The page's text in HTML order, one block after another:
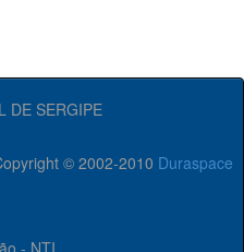
DE SERGIPE
© 2002-2010 Duraspace
- NTI